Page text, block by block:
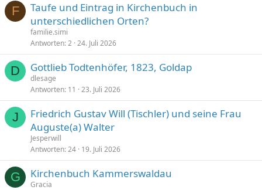
F
Taufe und Eintrag in Kirchenbuch in
unterschiedlichen Orten?
familie.simi
Antworten 2 24. Juli 2026
D Gottlieb Todtenhöfer, 1823, Goldap
dlesage
Antworten 11 23. Juli 2026
J
Friedrich Gustav Will (Tischler) und seine Frau
Auguste(a) Walter
Jesperwill
Antworten 24 19. Juli 2026
G Kirchenbuch Kammerswaldau
Gracia